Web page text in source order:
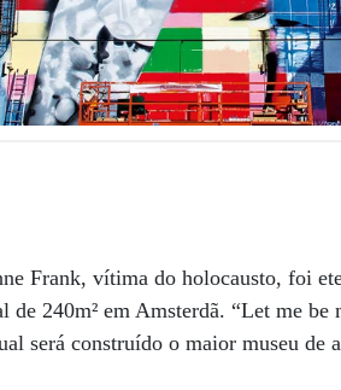
Frank, vítima do holocausto, foi
de 240m² em Amsterdã. “Let me
será construído o maior museu de